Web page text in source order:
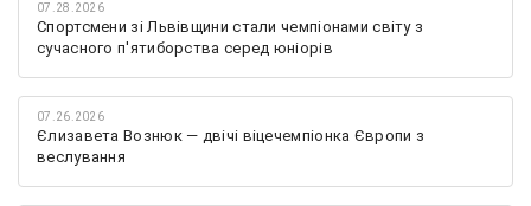
07.28.2026
Спортсмени зі Львівщини стали чемпіонами світу з
сучасного п'ятиборства серед юніорів
07.26.2026
Єлизавета Вознюк — двічі віцечемпіонка Європи з
веслування